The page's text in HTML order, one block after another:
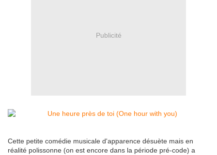
Publicité
Cette petite comédie musicale d'apparence désuète mais en
réalité polissonne (on est encore dans la période pré-code) a